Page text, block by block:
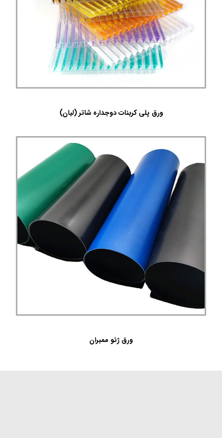
ورق پلی کربنات دوجداره شاتر (لیان)
ورق ژئو ممبران